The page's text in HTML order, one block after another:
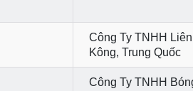
Công Ty TNHH
Kông, Trung Quốc
Công Ty TNHH